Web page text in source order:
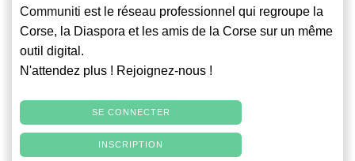
Communiti est le réseau professionnel qui regroupe la
Corse, la Diaspora et les amis de la Corse sur un même
outil digital.
N'attendez plus ! Rejoignez-nous !
SE CONNECTER
INSCRIPTION